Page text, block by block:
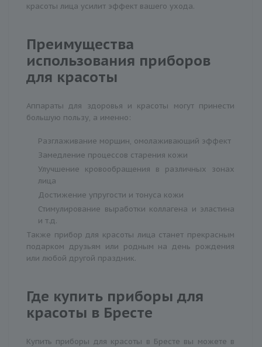
красоты лица усилит эффект вашего ухода.
Преимущества
использования приборов
для красоты
Аппараты для здоровья и красоты могут принести
большую пользу, а именно:
Разглаживание морщин, омолаживающий эффект
Замедление процессов старения кожи
Улучшение кровообращения в различных зонах
лица
Достижение упругости и тонуса кожи
Стимулирование выработки коллагена и эластина
и т.д.
Также прибор для красоты лица станет прекрасным
подарком друзьям или родным на день рождения
или любой другой праздник.
Где купить приборы для
красоты в Бресте
Купить приборы для красоты в Бресте вы можете в